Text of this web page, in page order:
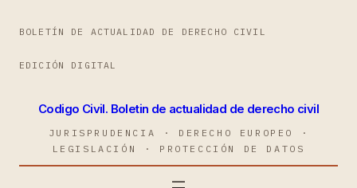
BOLETÍN DE ACTUALIDAD DE DERECHO CIVIL
EDICIÓN DIGITAL
Codigo Civil. Boletin de actualidad de derecho civil
JURISPRUDENCIA · DERECHO EUROPEO ·
LEGISLACIÓN · PROTECCIÓN DE DATOS